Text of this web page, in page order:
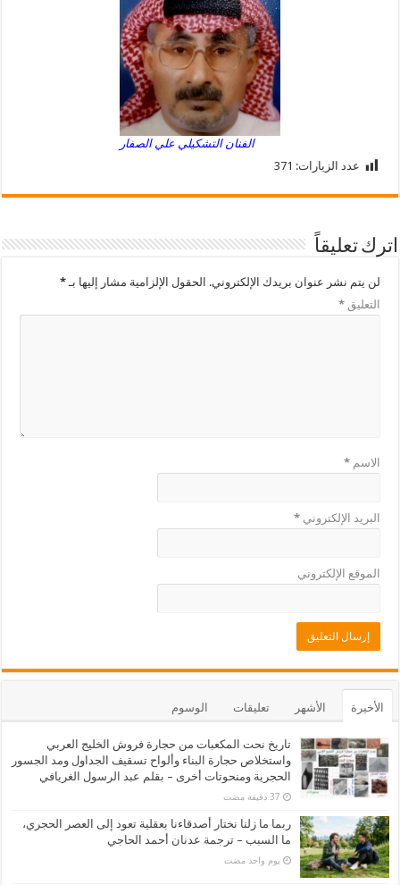
الفنان التشكيلي علي الصفار
عدد الزيارات: 371
اترك تعليقاً
لن يتم نشر عنوان بريدك الإلكتروني. الحقول الإلزامية مشار إليها بـ*
التعليق*
الاسم*
البريد الإلكتروني*
الموقع الإلكتروني
الأخيرة الأشهر تعليقات الوسوم
تاريخ نحت المكعبات من حجارة فروش الخليج العربي
واستخلاص حجارة البناء وألواح تسقيف الجداول ومد الجسور
الحجرية ومنحوتات أخرى – بقلم عبد الرسول الغريافي
ربما ما زلنا نختار أصدقاءنا بعقلية تعود إلى العصر الحجري،
ما السبب – ترجمة عدنان أحمد الحاجي
‏يوم واحد مضت